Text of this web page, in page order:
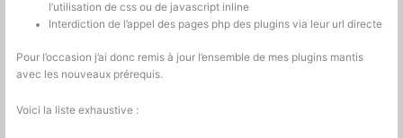
l’utilisation de css ou de javascript inline
Interdiction de l’appel des pages php des plugins via leur url directe
Pour l’occasion j’ai donc remis à jour l’ensemble de mes plugins mantis
avec les nouveaux prérequis.
Voici la liste exhaustive :